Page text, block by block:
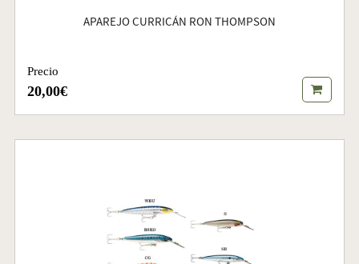
APAREJO CURRICÁN RON THOMPSON
Precio
20,00€